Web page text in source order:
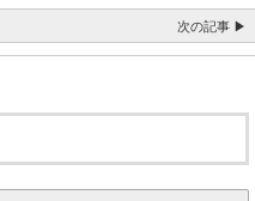
次の記事 ▶